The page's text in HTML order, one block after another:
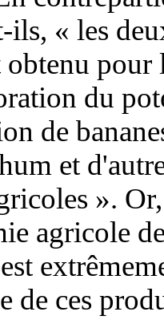
ils, « les
obtenu pour
du
de
et
». Or,
agricole
de ces